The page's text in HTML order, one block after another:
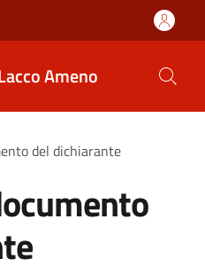
Ameno
del dichiarante